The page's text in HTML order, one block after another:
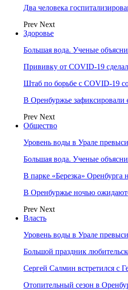
Два человека
Prev Next
Здоровье
Большая вода. Ученые
Прививку от COVID-19
Штаб по борьбе с СOVID-19
В Оренбуржье зафиксировали
Prev Next
Общество
Уровень воды в Урале
Большая вода. Ученые
В парке «Березка» Оренбурга
В Оренбуржье ночью
Prev Next
Власть
Уровень воды в Урале
Большой праздник
Сергей Салмин встретился с
Отопительный сезон в